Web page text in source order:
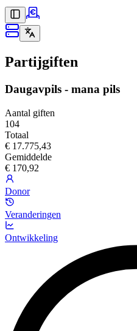
Partijgiften
Daugavpils - mana pils
Aantal giften
104
Totaal
€ 17.775,43
Gemiddelde
€ 170,92
Donor
Veranderingen
Ontwikkeling